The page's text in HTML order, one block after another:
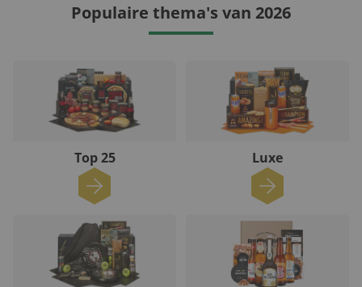
Populaire thema's van 2026
Top 25 Luxe